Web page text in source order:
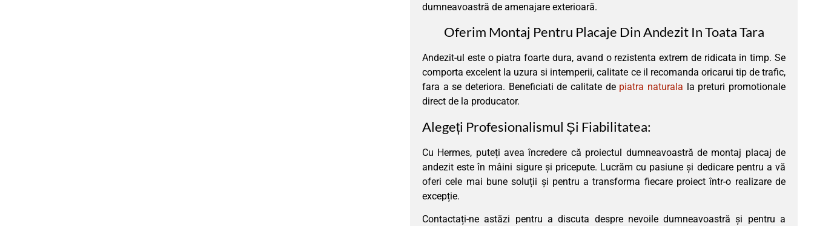
dumneavoastră de amenajare exterioară.
Oferim Montaj Pentru Placaje Din Andezit In Toata Tara
Andezit-ul este o piatra foarte dura, avand o rezistenta extrem de ridicata in timp. Se
comporta excelent la uzura si intemperii, calitate ce il recomanda oricarui tip de trafic,
fara a se deteriora. Beneficiati de calitate de piatra naturala la preturi promotionale
direct de la producator.
Alegeți Profesionalismul Și Fiabilitatea:
Cu Hermes, puteți avea încredere că proiectul dumneavoastră de montaj placaj de
andezit este în mâini sigure și pricepute. Lucrăm cu pasiune și dedicare pentru a vă
oferi cele mai bune soluții și pentru a transforma fiecare proiect într-o realizare de
excepție.
Contactați-ne astăzi pentru a discuta despre nevoile dumneavoastră și pentru a